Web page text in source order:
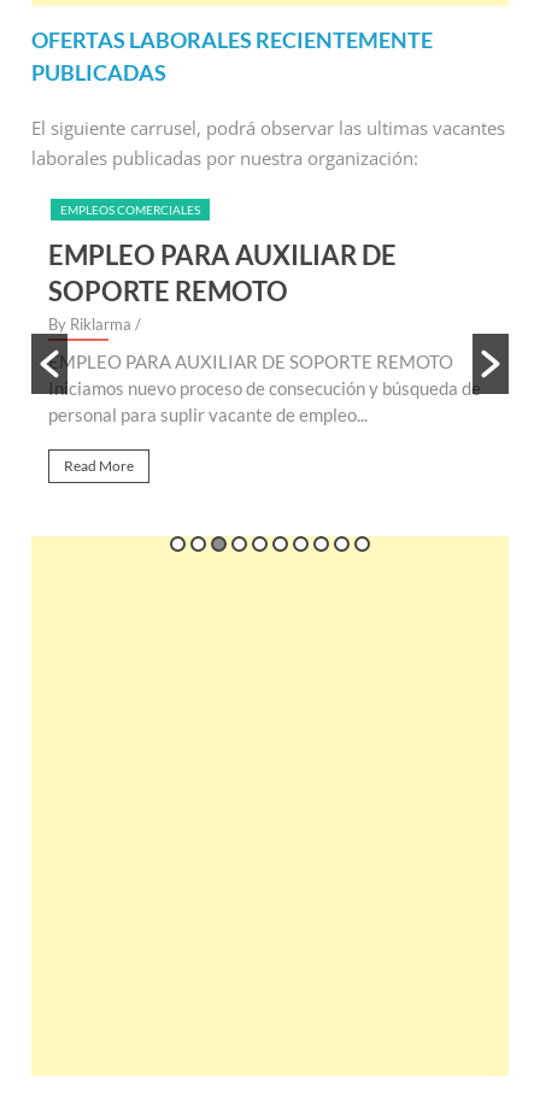
OFERTAS LABORALES RECIENTEMENTE
PUBLICADAS
El siguiente carrusel, podrá observar las ultimas vacantes
laborales publicadas por nuestra organización:
EMPLEOS COMERCIALES
EMPLEO PARA AUXILIAR DE
SOPORTE REMOTO
By Riklarma /
EMPLEO PARA AUXILIAR DE SOPORTE REMOTO
Iniciamos nuevo proceso de consecución y búsqueda de
personal para suplir vacante de empleo...
Read More